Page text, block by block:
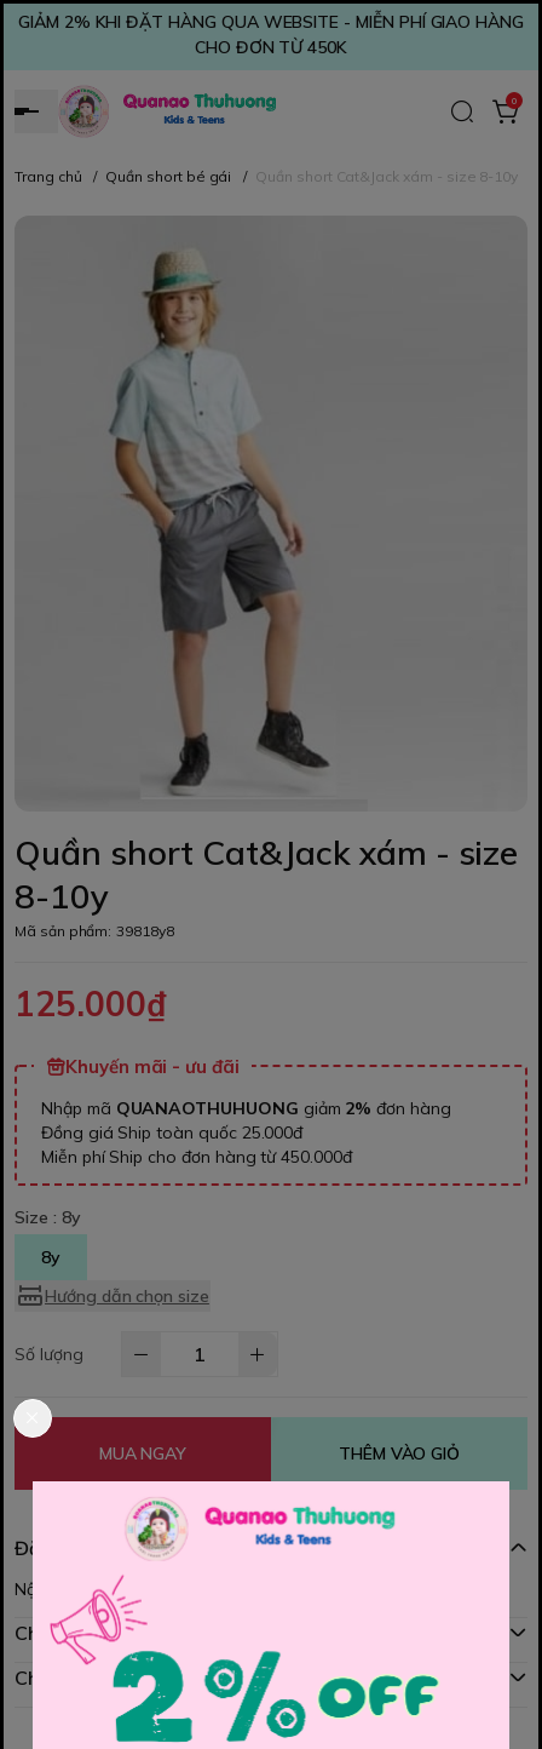
GIẢM 2% KHI ĐẶT HÀNG QUA WEBSITE - MIỄN PHÍ GIAO HÀNG
CHO ĐƠN TỪ 450K
0
Trang chủ / Quần short bé gái / Quần short Cat&Jack xám - size 8-10y
Quần short Cat&Jack xám - size
8-10y
Mã sản phẩm: 39818y8
125.000₫
Khuyến mãi - ưu đãi
Nhập mã QUANAOTHUHUONG giảm 2% đơn hàng
Đồng giá Ship toàn quốc 25.000đ
Miễn phí Ship cho đơn hàng từ 450.000đ
Size : 8y
8y
Hướng dẫn chọn size
Số lượng
MUA NGAY THÊM VÀO GIỎ
Đặc điểm nổi bật
Nội dung đang được cập nhật
Chính sách mua hàng
Chính sách đổi hàng